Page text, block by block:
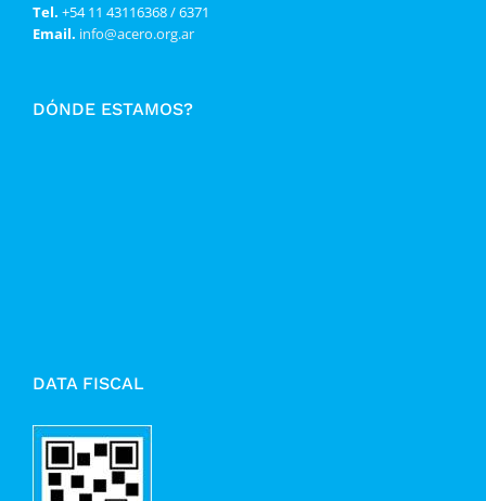
Tel. +54 11 43116368 / 6371
Email. info@acero.org.ar
DÓNDE ESTAMOS?
DATA FISCAL